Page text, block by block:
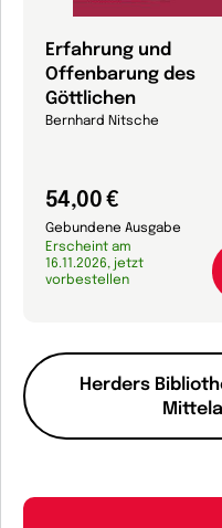
Herders
Erfahrung und
Offenbarung des
Göttlichen
Bernhard Nitsche
54,00 €
Gebundene Ausgabe
Erscheint am
16.11.2026, jetzt
vorbestellen